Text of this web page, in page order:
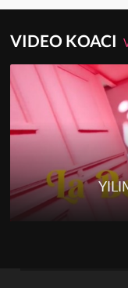
VIDEO KOACI
YILIM -